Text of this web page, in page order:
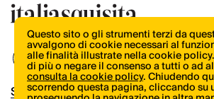
Shop
Questo sito o gli strumenti terzi da
avvalgono di cookie necessari al
alle finalità illustrate nella cookie
di più o negare il consenso a tutti o ad
consulta la cookie policy. Chiudendo
scorrendo questa pagina, cliccando su